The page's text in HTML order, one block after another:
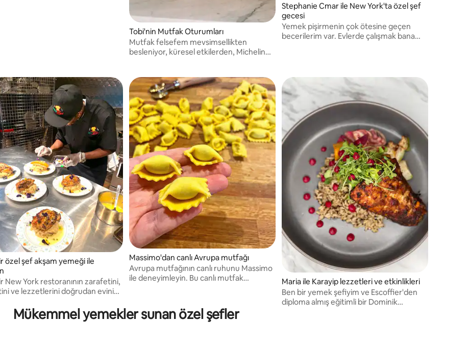
Tobi'nin Mutfak Oturumları
Mutfak felsefem mevsimsellikten
besleniyor, küresel etkilerden, Michelin
besleniyor. Lütfen rezervasyon
yapmadan önce bana mesaj atın.
Teşekkürler!
Stephanie Cmar ile New York'ta özel şef
gecesi
Yemek pişirmenin çok ötesine geçen
becerilerim var. Evlerde çalışmak bana
deneyim yaratmayı öğretti.
özel şef akşam yemeği ile
New York restoranının zarafetini,
ve lezzetlerini doğrudan evinize
yaratıyorum.
Massimo'dan canlı Avrupa mutfağı
Avrupa mutfağının canlı ruhunu Massimo
ile deneyimleyin. Bu canlı mutfak
yemek geleneklerini hayata geçiriyor.
Maria ile Karayip lezzetleri ve etkinlikleri
Ben bir yemek şefiyim ve Escoffier'den
diploma almış eğitimli bir Dominik
Mükemmel yemekler sunan özel şefler